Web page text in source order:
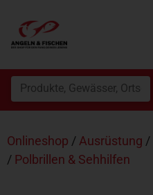
Onlineshop / Ausrüstung /
/ Polbrillen & Sehhilfen